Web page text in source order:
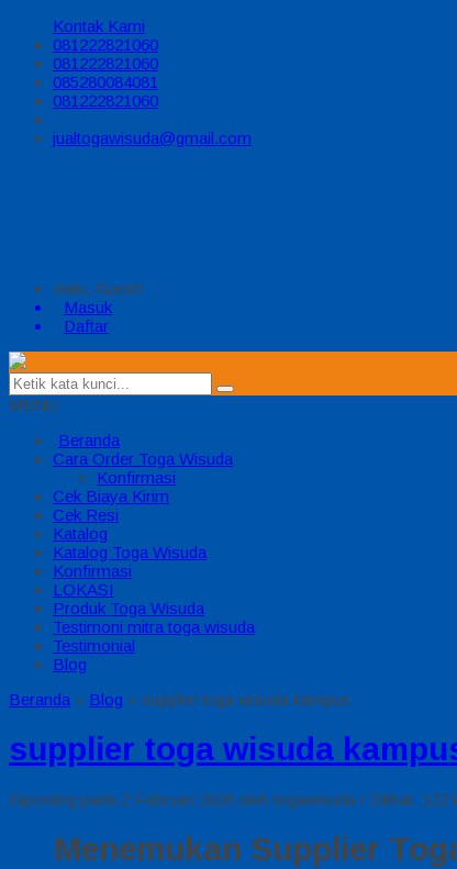
Kontak Kami
081222821060
081222821060
085280084081
081222821060
jualtogawisuda@gmail.com
Halo, Guest!
Masuk
Daftar
MENU
Beranda
Cara Order Toga Wisuda
Konfirmasi
Cek Biaya Kirim
Cek Resi
Katalog
Katalog Toga Wisuda
Konfirmasi
LOKASI
Produk Toga Wisuda
Testimoni mitra toga wisuda
Testimonial
Blog
Beranda » Blog » supplier toga wisuda kampus
supplier toga wisuda
Diposting pada 2 Februari 2026 oleh togawisuda / Dilihat: 122
Menemukan Supplier